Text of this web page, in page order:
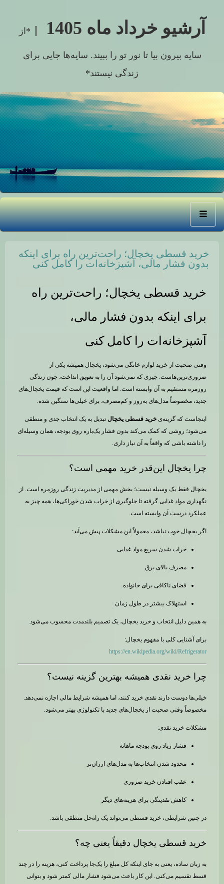
آرشیو خرداد ماه 1405 *از
سایه بیرون بیا تا نور تو را ببیند. سایه‌ها جایی برای
زندگی نیستند*
خرید قسطی یخچال؛ راحت‌ترین راه برای اینکه
بدون فشار مالی، آشپزخانه‌ات را کامل کنی
خرید قسطی یخچال؛ راحت‌ترین راه
برای اینکه بدون فشار مالی،
آشپزخانه‌ات را کامل کنی
وقتی صحبت از خرید لوازم خانگی می‌شود، یخچال همیشه یکی از
ضروری‌ترین‌هاست. چیزی که نمی‌شود آن را به تعویق انداخت، چون زندگی
روزمره مستقیم به آن وابسته است. اما واقعیت این است که قیمت یخچال‌های
جدید، مخصوصاً مدل‌های به‌روز و کم‌مصرف، برای خیلی‌ها سنگین شده.
اینجاست که گزینه‌ی خرید قسطی یخچال تبدیل به یک انتخاب جدی و منطقی
می‌شود؛ روشی که کمک می‌کند بدون فشار یک‌باره روی بودجه، همان وسیله‌ای
را داشته باشی که واقعاً به آن نیاز داری.
چرا یخچال این‌قدر خرید مهمی است؟
یخچال فقط یک وسیله نیست؛ بخش مهمی از مدیریت زندگی روزمره است. از
نگهداری مواد غذایی گرفته تا جلوگیری از خراب شدن خوراکی‌ها، همه چیز به
عملکرد درست آن وابسته است.
اگر یخچال خوب نباشد، معمولاً این مشکلات پیش می‌آید:
خراب شدن سریع مواد غذایی
مصرف بالای برق
فضای ناکافی برای خانواده
استهلاک بیشتر در طول زمان
به همین دلیل انتخاب و خرید یخچال، یک تصمیم بلندمدت محسوب می‌شود.
برای آشنایی کلی با مفهوم یخچال:
https://en.wikipedia.org/wiki/Refrigerator
چرا خرید نقدی همیشه بهترین گزینه نیست؟
خیلی‌ها دوست دارند نقدی خرید کنند، اما همیشه شرایط مالی اجازه نمی‌دهد.
مخصوصاً وقتی صحبت از یخچال‌های جدید با تکنولوژی بهتر می‌شود.
مشکلات خرید نقدی:
فشار زیاد روی بودجه ماهانه
محدود شدن انتخاب‌ها به مدل‌های ارزان‌تر
عقب افتادن خرید ضروری
کاهش نقدینگی برای هزینه‌های دیگر
در چنین شرایطی، خرید قسطی می‌تواند یک راه‌حل منطقی باشد.
خرید قسطی یخچال دقیقاً یعنی چه؟
به زبان ساده، یعنی به جای اینکه کل مبلغ را یک‌جا پرداخت کنی، هزینه را در چند
قسط تقسیم می‌کنی. این کار باعث می‌شود فشار مالی کمتر شود و بتوانی